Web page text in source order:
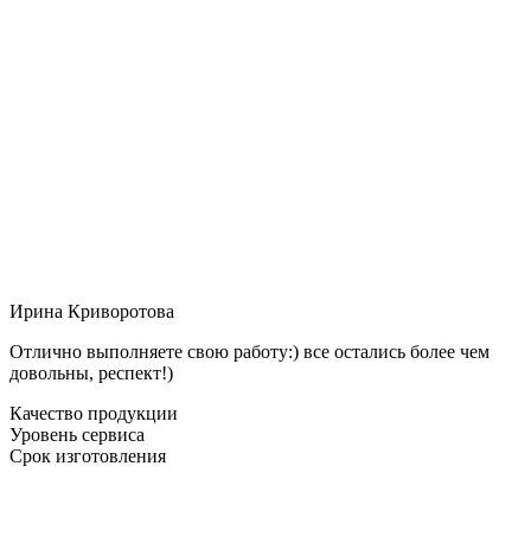
Ирина Криворотова
Отлично выполняете свою работу:) все остались более чем
довольны, респект!)
Качество продукции
Уровень сервиса
Срок изготовления